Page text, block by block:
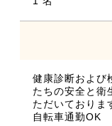
健康診断および
たちの安全と衛
ただいておりま
自転車通勤OK